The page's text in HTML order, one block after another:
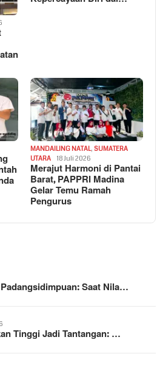
MANDAILING NATAL, SUMATERA
UTARA
18 Juli 2026
Merajut Harmoni di Pantai
Barat, PAPPRI Madina
Gelar Temu Ramah
Pengurus
Saat Nila…
Tinggi Jadi Tantangan: …